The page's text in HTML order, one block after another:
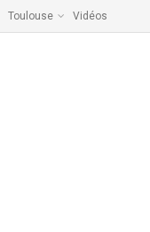
Toulouse Vidéos